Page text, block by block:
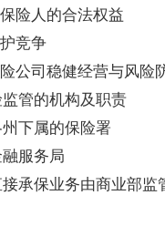
人的合法权益
竞争
司稳健经营与风险
管的机构及职责
下属的保险署
服务局
保业务由商业部监